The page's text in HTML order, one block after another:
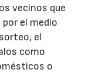
vecinos que
el medio
el
como
o